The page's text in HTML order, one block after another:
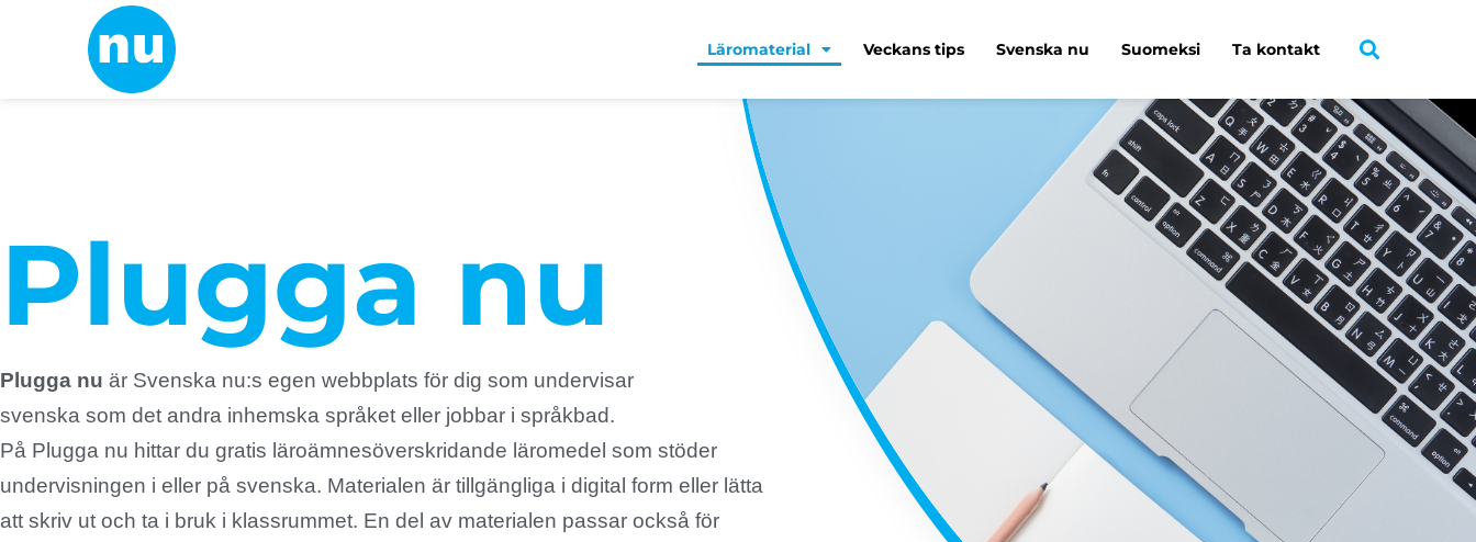
Läromaterial Veckans tips Svenska nu Suomeksi Ta kontakt
Plugga nu
Plugga nu är Svenska nu:s egen webbplats för dig som undervisar
svenska som det andra inhemska språket eller jobbar i språkbad.
På Plugga nu hittar du gratis läroämnesöverskridande läromedel som stöder
undervisningen i eller på svenska. Materialen är tillgängliga i digital form eller lätta
att skriv ut och ta i bruk i klassrummet. En del av materialen passar också för